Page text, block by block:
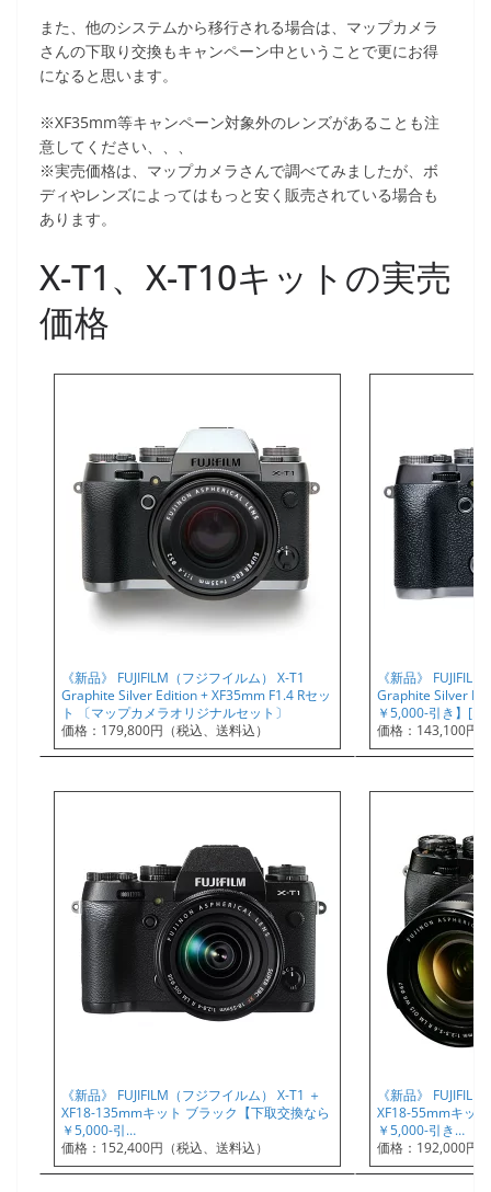
また、他のシステムから移行される場合は、マップカメラ
さんの下取り交換もキャンペーン中ということで更にお得
になると思います。
※XF35mm等キャンペーン対象外のレンズがあることも注
意してください、、、
※実売価格は、マップカメラさんで調べてみましたが、ボ
ディやレンズによってはもっと安く販売されている場合も
あります。
X-T1、X-T10キットの実売
価格
《新品》 FUJIFILM（フジフイルム） X-T1
Graphite Silver Edition + XF35mm F1.4 Rセッ
ト 〔マップカメラオリジナルセット〕
価格：179,800円（税込、送料込）
《新品》
Graphite Silver
￥5,000-引き】[…
価格：143,100円
《新品》 FUJIFILM（フジフイルム） X-T1 ＋
XF18-135mmキット ブラック【下取交換なら
￥5,000-引…
価格：152,400円（税込、送料込）
《新品》
XF18-55mmキッ
￥5,000-引き…
価格：192,000円